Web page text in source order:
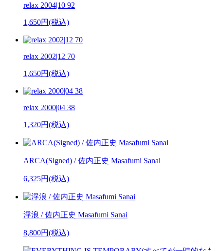
relax 2004|10 92
1,650円(税込)
relax 2002|12 70
1,650円(税込)
relax 2000|04 38
1,320円(税込)
ARCA(Signed) / 佐内正史 Masafumi Sanai
6,325円(税込)
浮浪 / 佐内正史 Masafumi Sanai
8,800円(税込)